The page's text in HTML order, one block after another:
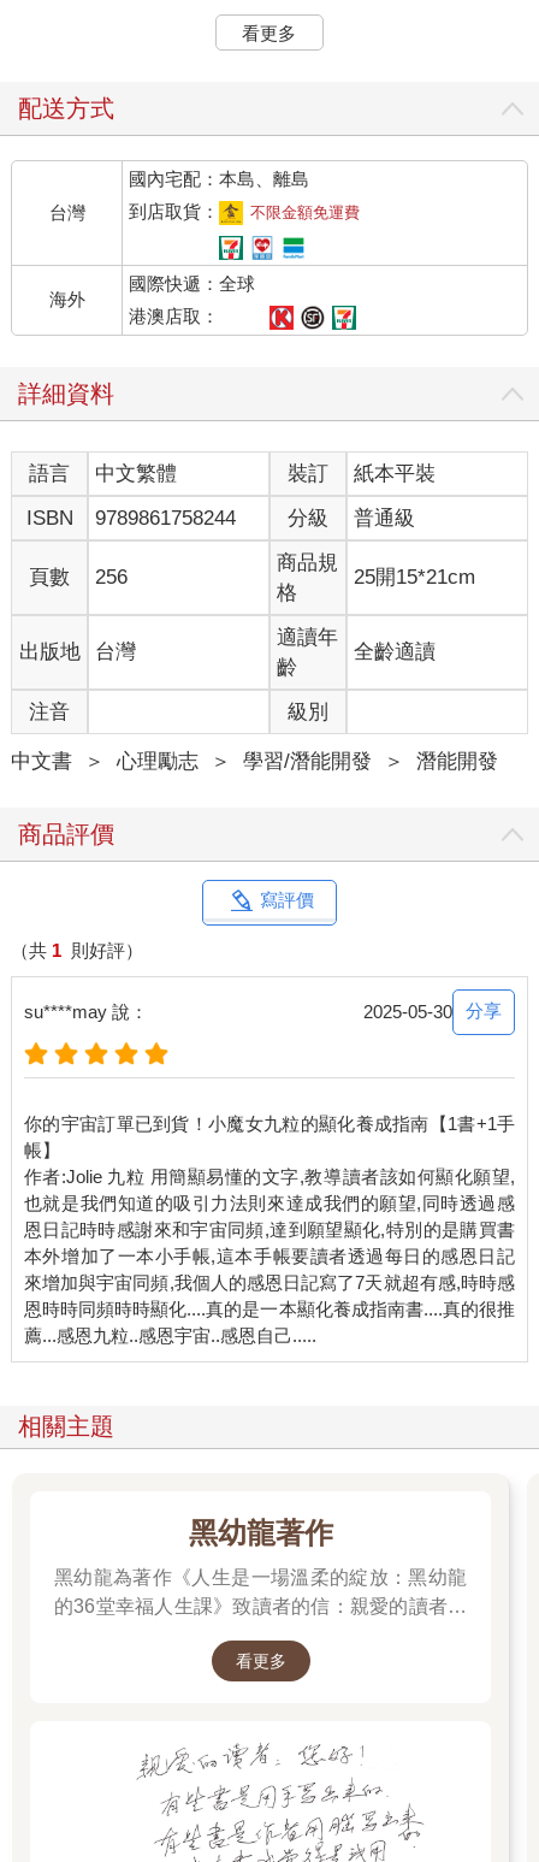
「你會透過快樂，找到自己的路。」迷路，是為了讓你去看看未
知的風景。這是宇宙給你機會去探索更多的可能性！而且透過體
麼。所以毋湯再說：「哎，我不知道自己要什麼……」「我現在
引什麼能量。你覺得上面那些話的能量是高還是低？肯定低爆
吧？這樣不就會吸引更多低能量的人事物來到身邊嗎？ 「We are
co-creators with the Universe.」（人生是由宇宙跟我們共同創造
的），不要再覺得自己沒有能力去創造夢想的人生。 下次如果有
人問你（尤其是在面試的時候）：「你的目標是什麼？或是你想
要做什麼？」請回答：「我正在積極探索各種可能性！」有沒有
覺得相對有力量多了呢？ 放下跟別人比較的衝動，每個人的章節
都不同。越去比較，能量就越低。別著急！好好享受探索的旅
●原來宇宙是這樣交易的！ 我常被問：「跟宇宙下單要不要還願
呢？」這個問題很有趣。想像宇宙是一家銀行，人類世界用金錢
進行交易；但在宇宙世界裡，交易的媒介是信念、愛、信心和接
納等能量。所以，跟宇宙下單時，其實並不需要傳統意義上的
「還願」，而是調整和提升自己的內在能量，讓自己處在一個接
收且與顯化對頻的狀態。 這時，打開你的接收模式尤為重要。在
你還沒有敞開心房、改變限制信念前，是無法真正接收到宇宙禮
物的。這就像當你進入一段新關係，如果沒有整理好自己的心
情、放下過去的傷痛，那麼這段關係就會變得混亂。 宇宙也是如
此。如果祂感覺你還沒有準備好，沒有調整好自己的內在能量，
就不會輕易「出貨」給你。因此，不是說要不要還願，而是你是
否準備好以你想要的顯化同頻率的狀態來接收宇宙的禮物。 這也
是為什麼很多正能量咒語都會用「我敞開心扉，準備好接
收……」為開頭。這句話提醒我們，宇宙的「交易」並不在於你
付出了什麼物質，而是你如何調整和提升自己的內在能量。 另
何形式流動時，這也象徵著你能量的豐盛。宇宙就會讓你「有施
更有得」。 ●訂單能量法則：別急，越Chill越靈！ 下訂單時，千
能量。 切記：你帶著什麼能量去跟宇宙下訂單，會大幅影響你的
結果！這就像是在追喜歡的對象時，如果帶著「沒有跟這個人在
一起，我就會死！」的心態去死纏爛打，那就準備單身一輩子
吧！畢竟我也是在情場走跳多年，累積了不少經歷，姊妹們常常
會把我當成戀愛軍師，要我指點下一步的棋子該怎麼下才好。萬
年不敗的一招就是：欲擒故縱！ 人齁，就是犯賤。越得不到，你
越想要。所以我都會跟姊妹們說：「你越愛，就越要放得開。」
因為當你對你的對象忽冷忽熱的時候，他越會被勾得心癢癢，無
刪去法，刪掉一個不值得擁有你的人罷了。如果你抱持著「我可
是一個超珍貴稀有的禮物，任何人擁有我都是他的福氣」的高能
量心態，被你吸引的，就會是跟你一樣高能量的好對象。但當你
貶低自己的價值，委屈自己時，這種低能量就很容易吸引來壞東
西。 舉另一個更容易懂的例子。如果你在經營自媒體，會發現一
個神奇的靠北定律。 當你越期待一支影片會爆紅，它越不紅。反
而不抱任何期待，只是純粹享受在創作的影片，就會莫名爆紅。
你會發現越期待，越會落空。過度期待其實會堵住宇宙的物流。
為什麼呢？吸引力法則就是「什麼能量＝什麼能量」，對吧？那
慮低能量，所以自然而然沒有辦法吸引到高能量的願望。我常常
會開玩笑說：「這跟男人犯賤一樣。你越想要，他越不要。但當
你，但我沒你也很好」的chill vibe energy。我要你開始注意，當
件事發生」，還是「我不擔心，會是我的，就會是我的」？
●音樂顯化魔法 分享一個九粒從好久以前就會做的提升自信魔
法，那就是把自己當成電影裡面的主角，在腦中播放自己的主題
曲，那種會讓自己感到超自信的音樂。 像是在過馬路的時候，我
間感覺自己是全場的焦點，哈哈。 也因為這樣，我常常收到很多
人的稱讚：「妳的氣場好強！妳真的自帶光芒欸！」音樂可是很
強大的工具，你應該有發現自己很容易因為聽不同的歌而產生不
同的情緒，對吧？ 因此可以利用這一點，透過音樂幫助我們快速
提升情緒能量！不開玩笑，我甚至還用音樂成功顯化到我的另一
看更多
配送方式
台灣
國內宅配：本島、離島
到店取貨：
不限金額免運費
海外
國際快遞：全球
港澳店取：
詳細資料
語言 中文繁體 裝訂
紙本平裝
ISBN
9789861758244 分級 普通級
頁數 256
商品規
格
25開15*21cm
出版地 台灣
適讀年
齡
全齡適讀
注音 級別
中文書 ＞ 心理勵志 ＞ 學習/潛能開發 ＞ 潛能開發
商品評價
寫評價
（共 1 則好評）
su****may 說： 2025-05-30 分享
你的宇宙訂單已到貨！小魔女九粒的顯化養成指南【1書+1手
帳】
作者:Jolie 九粒 用簡顯易懂的文字,教導讀者該如何顯化願望,
也就是我們知道的吸引力法則來達成我們的願望,同時透過感
恩日記時時感謝來和宇宙同頻,達到願望顯化,特別的是購買書
本外增加了一本小手帳,這本手帳要讀者透過每日的感恩日記
來增加與宇宙同頻,我個人的感恩日記寫了7天就超有感,時時感
恩時時同頻時時顯化....真的是一本顯化養成指南書....真的很推
相關主題
黑幼龍著作
黑幼龍為著作《人生是一場溫柔的綻放：黑幼龍
的36堂幸福人生課》致讀者的信：親愛的讀者：
寫出來。但這本書我覺得是我用生命寫出來。我
始，我的感受，特別是能觸動自己、觸動他人的
感受，我都寫出來了！希望你會喜歡。 黑幼龍
看更多